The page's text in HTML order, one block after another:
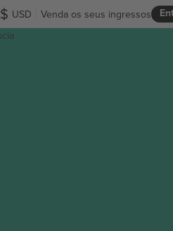
USD Venda os seus ingressos